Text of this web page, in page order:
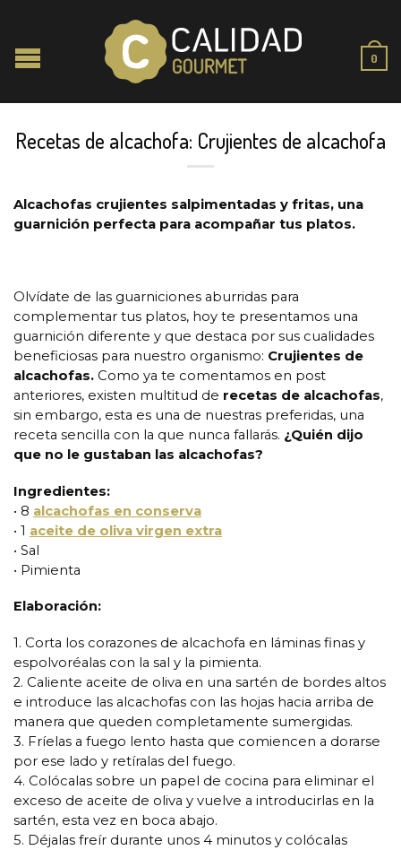
0
Recetas de alcachofa: Crujientes de alcachofa
Alcachofas crujientes salpimentadas y fritas, una
guarnición perfecta para acompañar tus platos.
Olvídate de las guarniciones aburridas para
complementar tus platos, hoy te presentamos una
guarnición diferente y que destaca por sus cualidades
beneficiosas para nuestro organismo: Crujientes de
alcachofas. Como ya te comentamos en post
anteriores, existen multitud de recetas de alcachofas,
sin embargo, esta es una de nuestras preferidas, una
receta sencilla con la que nunca fallarás. ¿Quién dijo
que no le gustaban las alcachofas?
Ingredientes:
• 8 alcachofas en conserva
• 1 aceite de oliva virgen extra
• Sal
• Pimienta
Elaboración:
1. Corta los corazones de alcachofa en láminas finas y
espolvoréalas con la sal y la pimienta.
2. Caliente aceite de oliva en una sartén de bordes altos
e introduce las alcachofas con las hojas hacia arriba de
manera que queden completamente sumergidas.
3. Fríelas a fuego lento hasta que comiencen a dorarse
por ese lado y retíralas del fuego.
4. Colócalas sobre un papel de cocina para eliminar el
exceso de aceite de oliva y vuelve a introducirlas en la
sartén, esta vez en boca abajo.
5. Déjalas freír durante unos 4 minutos y colócalas